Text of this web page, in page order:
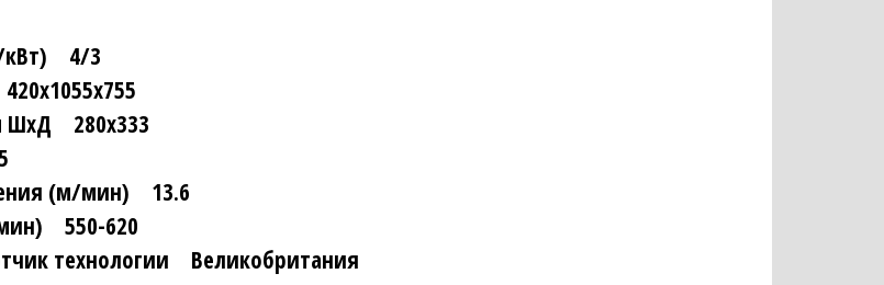
кВт) 4/3
ШхД 280х333
(м/мин) 13.6
550-620
технологии Великобритания